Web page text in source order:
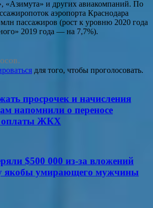
«Азимута» и других авиакомпаний. По
аэропорта Краснодара
пассажиров (рост к уровню 2020 года
2019 года — на 7,7%).
для того, чтобы проголосовать.
просрочек и начисления
напомнили о переносе
оплаты ЖКХ
$500 000 из-за вложений
якобы умирающего мужчины